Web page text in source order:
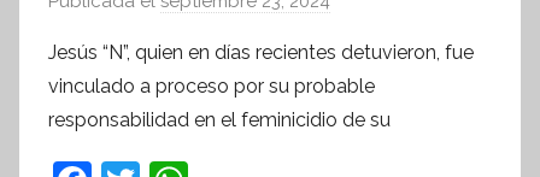
r
S
í
Jesús “N”, quien en días recientes detuvieron, fue
vinculado a proceso por su probable
responsabilidad en el feminicidio de su